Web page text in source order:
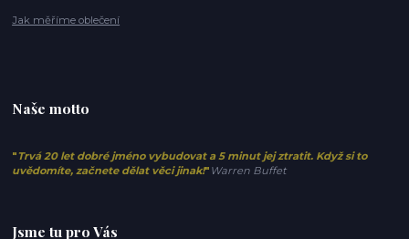
Jak měříme oblečení
Naše motto
" Trvá 20 let dobré jméno vybudovat a 5 minut jej ztratit. Když si to
uvědomíte, začnete dělat věci jinak!" Warren Buffet
Jsme tu pro Vás